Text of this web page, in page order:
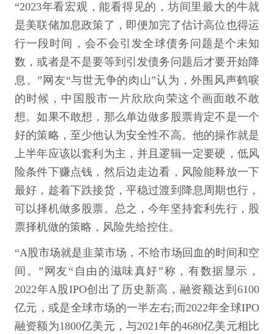
“2023年看宏观，能看得见的，坊间里最大的牛就
是美联储加息政策了，即便加完了估计高位也得运
行一段时间，会不会引发全球债务问题是个未知
数，或者是不是要等到引发债务问题后才要开始降
息。”网友“与世无争的肉山”认为，外围风声鹤唳
的时候，中国股市一片欣欣向荣这个画面敢不敢
想。如果不敢想，那么单边做多股票肯定不是一个
好的策略，至少他认为安全性不高。他的操作就是
上半年应该以套利为主，并且逻辑一定要硬，低风
险条件下赚点钱，然后边走边看，风险能释放一下
最好，趁着下跌接货，平稳过渡到降息周期也行，
可以择机做多股票。总之，今年坚持套利先行，股
票择机做的策略，风险先给控住。
“A股市场就是韭菜市场，不给市场回血的时间和空
间。”网友“自由的滋味真好”称，有数据显示，
2022年A股IPO创出了历史新高，融资额达到6100
亿元，或是全球市场的一半左右;而2022年全球IPO
融资额为1800亿美元，与2021年的4680亿美元相比